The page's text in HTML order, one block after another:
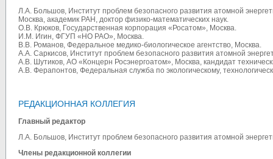
Л.А. Большов, Институт проблем безопасного развития атомной
Москва, академик РАН, доктор физико-математических наук.
О.В. Крюков, Государственная корпорация «Росатом», Москва.
И.М. Игин, ФГУП «НО РАО», Москва.
В.В. Романов, Федеральное медико-биологическое агентство, Москва.
А.А. Саркисов, Институт проблем безопасного развития атомной
А.В. Шутиков, АО «Концерн Росэнергоатом», Москва, кандидат
А.В. Ферапонтов, Федеральная служба по экологическому,
РЕДАКЦИОННАЯ КОЛЛЕГИЯ
Главный редактор
Л.А. Большов, Институт проблем безопасного развития атомной
Члены редакционной коллегии